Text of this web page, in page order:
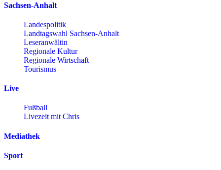
Sachsen-Anhalt
Landespolitik
Landtagswahl Sachsen-Anhalt
Leseranwältin
Regionale Kultur
Regionale Wirtschaft
Tourismus
Live
Fußball
Livezeit mit Chris
Mediathek
Sport